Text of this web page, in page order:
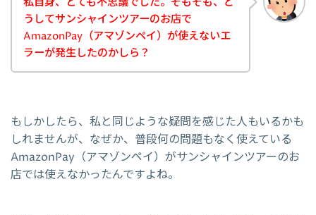
うしてサンシャインツアーのお店で
AmazonPay（アマゾンペイ）が使えないエ
ラーが発生したのかしら？
もしかしたら、私と同じような疑問を感じた人もいるかも
しれませんが、なぜか、普段何の問題もなく使えている
AmazonPay（アマゾンペイ）がサンシャインツアーのお
店では使えなかったんですよね。